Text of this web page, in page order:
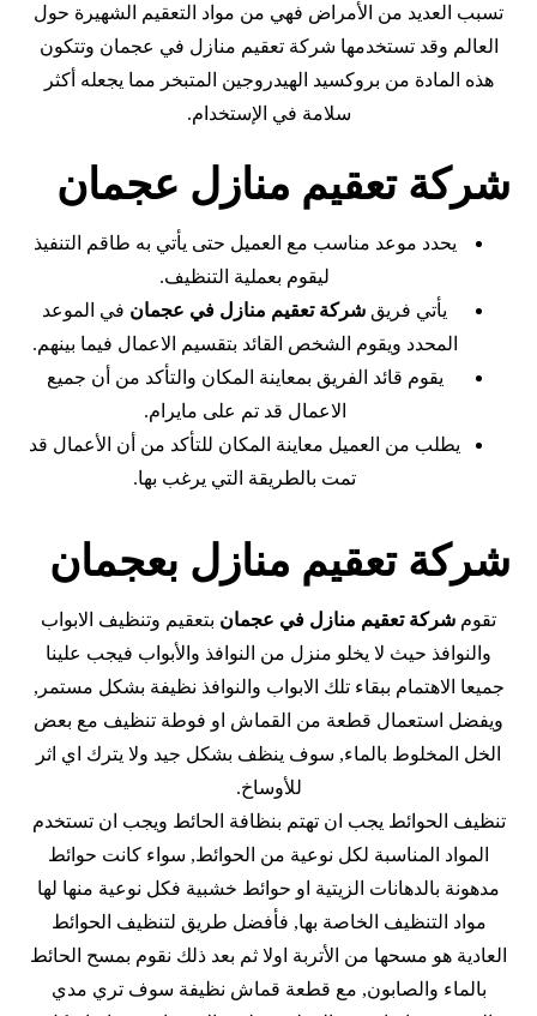
تسبب العديد من الأمراض فهي من مواد التعقيم الشهيرة حول
العالم وقد تستخدمها شركة تعقيم منازل في عجمان وتتكون
هذه المادة من بروكسيد الهيدروجين المتبخر مما يجعله أكثر
سلامة في الإستخدام.
شركة تعقيم منازل عجمان
يحدد موعد مناسب مع العميل حتى يأتي به طاقم التنفيذ
ليقوم بعملية التنظيف.
يأتي فريق شركة تعقيم منازل في عجمان في الموعد
المحدد ويقوم الشخص القائد بتقسيم الاعمال فيما بينهم.
يقوم قائد الفريق بمعاينة المكان والتأكد من أن جميع
الاعمال قد تم على مايرام.
يطلب من العميل معاينة المكان للتأكد من أن الأعمال قد
تمت بالطريقة التي يرغب بها.
شركة تعقيم منازل بعجمان
تقوم شركة تعقيم منازل في عجمان بتعقيم وتنظيف الابواب
والنوافذ حيث لا يخلو منزل من النوافذ والأبواب فيجب علينا
جميعا الاهتمام ببقاء تلك الابواب والنوافذ نظيفة بشكل مستمر,
ويفضل استعمال قطعة من القماش او فوطة تنظيف مع بعض
الخل المخلوط بالماء, سوف ينظف بشكل جيد ولا يترك اي اثر
للأوساخ.
تنظيف الحوائط يجب ان تهتم بنظافة الحائط ويجب ان تستخدم
المواد المناسبة لكل نوعية من الحوائط, سواء كانت حوائط
مدهونة بالدهانات الزيتية او حوائط خشبية فكل نوعية منها لها
مواد التنظيف الخاصة بها, فأفضل طريق لتنظيف الحوائط
العادية هو مسحها من الأتربة اولا ثم بعد ذلك نقوم بمسح الحائط
بالماء والصابون, مع قطعة قماش نظيفة سوف تري مدي